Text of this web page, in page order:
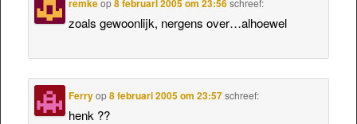
zoals gewoonlijk, nergens over…alhoewel
Ferryop8 februari 2005 om 23:57 schreef:
henk ??